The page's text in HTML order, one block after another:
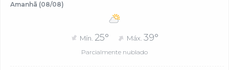
Amanhã (08/08)
Mín. 25° Máx. 39°
Parcialmente nublado